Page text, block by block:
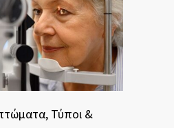
Τύποι &